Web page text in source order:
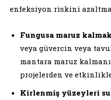
enfeksiyon riskini
Fungusa maruz
veya güvercin veya
mantara maruz
projelerden ve
Kirlenmiş yüzeyleri